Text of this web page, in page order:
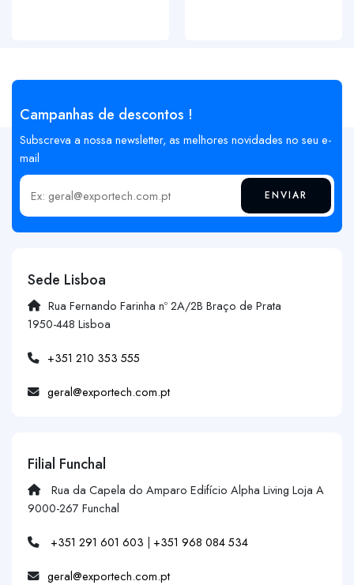
Campanhas de descontos !
Subscreva a nossa newsletter, as melhores novidades no seu e-
mail
Insira o seu email ENVIAR
Sede Lisboa
Rua Fernando Farinha nº 2A/2B Braço de Prata
1950-448 Lisboa
+351 210 353 555
geral@exportech.com.pt
Filial Funchal
Rua da Capela do Amparo Edifício Alpha Living Loja A
9000-267 Funchal
+351 291 601 603 | +351 968 084 534
geral@exportech.com.pt